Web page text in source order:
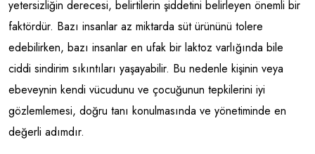
yetersizliğin derecesi, belirtilerin şiddetini belirleyen önemli bir
faktördür. Bazı insanlar az miktarda süt ürününü tolere
edebilirken, bazı insanlar en ufak bir laktoz varlığında bile
ciddi sindirim sıkıntıları yaşayabilir. Bu nedenle kişinin veya
ebeveynin kendi vücudunu ve çocuğunun tepkilerini iyi
gözlemlemesi, doğru tanı konulmasında ve yönetiminde en
değerli adımdır.